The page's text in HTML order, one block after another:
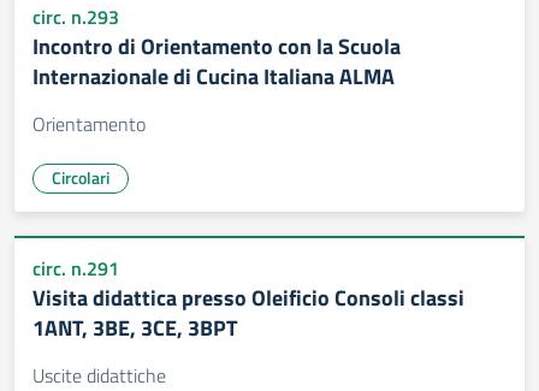
circ. n.293
Incontro di Orientamento con la Scuola
Internazionale di Cucina Italiana ALMA
Orientamento
Circolari
circ. n.291
Visita didattica presso Oleificio Consoli classi
1ANT, 3BE, 3CE, 3BPT
Uscite didattiche